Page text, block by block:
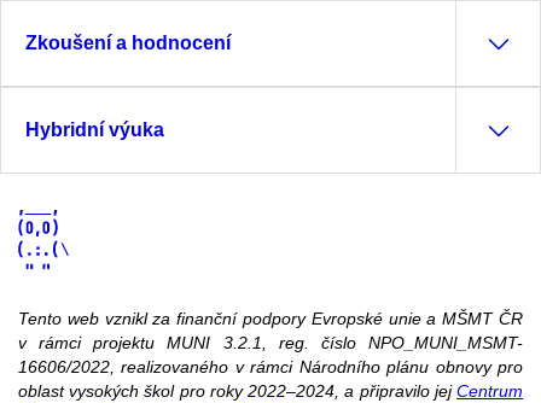
Zkoušení a hodnocení
Hybridní výuka
Tento web vznikl za finanční podpory Evropské unie a MŠMT ČR
v rámci projektu MUNI 3.2.1, reg. číslo NPO_MUNI_MSMT-
16606/2022, realizovaného v rámci Národního plánu obnovy pro
oblast vysokých škol pro roky 2022–2024, a připravilo jejCentrum